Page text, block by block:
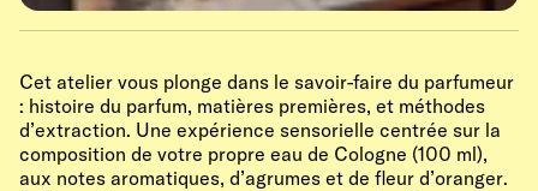
Cet atelier vous plonge dans le savoir-faire du parfumeur
: histoire du parfum, matières premières, et méthodes
d’extraction. Une expérience sensorielle centrée sur la
composition de votre propre eau de Cologne (100 ml),
aux notes aromatiques, d’agrumes et de fleur d’oranger.